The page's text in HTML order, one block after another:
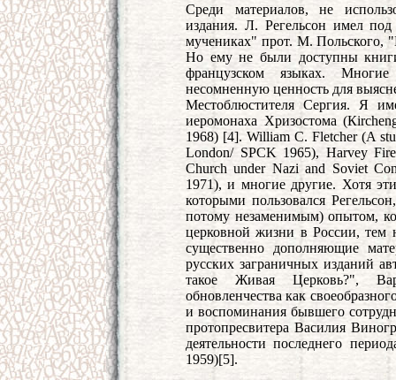
Среди материалов, не
издания. Л. Регельсон имел
мучениках" прот. М. Польского,
Но ему не были доступны
французском языках.
несомненную ценность для
Местоблюстителя Сергия. Я
иеромонаха Хризостома
1968) [4]. William C. Fletcher (A
London/ SPCK 1965), Harvey
Church under Nazi and Soviet
1971), и многие другие. Хотя
которыми пользовался
потому незаменимым) опытом,
церковной жизни в России, тем
существенно дополняющие
русских заграничных изданий
такое Живая Церковь?",
обновленчества как
и воспоминания бывшего
протопресвитера Василия
деятельности последнего
1959)[5].